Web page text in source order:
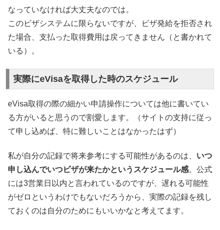
なっていなければ大丈夫なのでは。
このビザシステムに限らないですが、ビザ発給を拒否され
た場合、支払った取得費用は戻ってきません（と書かれて
いる）。
実際にeVisaを取得した時のスケジュール
eVisa取得の際の細かい申請操作については他に書いてい
る方がいると思うので割愛します。（サイトの支持に従っ
て申し込めば、特に難しいことはなかったはず）
私が自分の記録で将来参考にする可能性があるのは、 いつ
申し込んでいつビザが来たかというスケジュール感。公式
には3営業日以内と言われているのですが、遅れる可能性
がゼロというわけでもないだろうから、実際の記録を残し
ておくのは自分のためにもいいかなと考えてます。